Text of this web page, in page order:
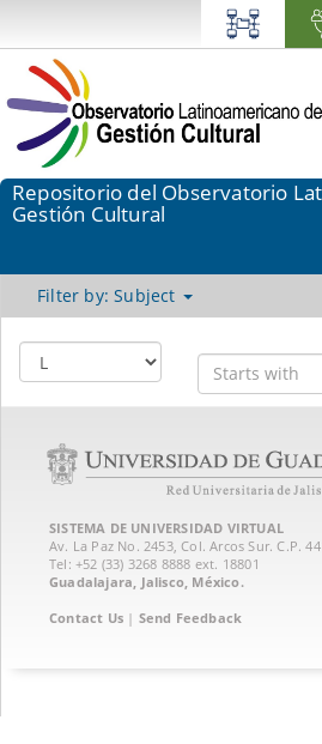
Repositorio del Observatorio
Gestión Cultural
Filter by: Subject
SISTEMA DE UNIVERSIDAD VIRTUAL
Av. La Paz No. 2453, Col. Arcos Sur. C.P.
Tel: +52 (33) 3268 8888‏ ext. 18801
Guadalajara, Jalisco, México.
Contact Us | Send Feedback